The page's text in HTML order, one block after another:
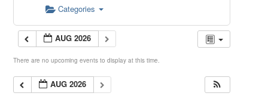
Categories
AUG 2026
There are no upcoming events to display at this time.
AUG 2026